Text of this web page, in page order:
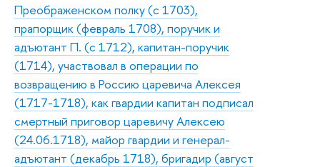
Преображенском полку (с 1703),
прапорщик (февраль 1708), поручик и
адъютант П. (с 1712), капитан-поручик
(1714), участвовал в операции по
возвращению в Россию царевича Алексея
(1717-1718), как гвардии капитан подписал
смертный приговор царевичу Алексею
(24.06.1718), майор гвардии и генерал-
адъютант (декабрь 1718), бригадир (август